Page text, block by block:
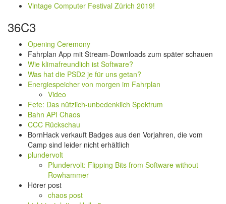
Vintage Computer Festival Zürich 2019!
36C3
Opening Ceremony
Fahrplan App mit Stream-Downloads zum später schauen
Wie klimafreundlich ist Software?
Was hat die PSD2 je für uns getan?
Energiespeicher von morgen im Fahrplan
Video
Fefe: Das nützlich-unbedenklich Spektrum
Bahn API Chaos
CCC Rückschau
BornHack verkauft Badges aus den Vorjahren, die vom
Camp sind leider nicht erhältlich
plundervolt
Plundervolt: Flipping Bits from Software without
Rowhammer
Hörer post
chaos post